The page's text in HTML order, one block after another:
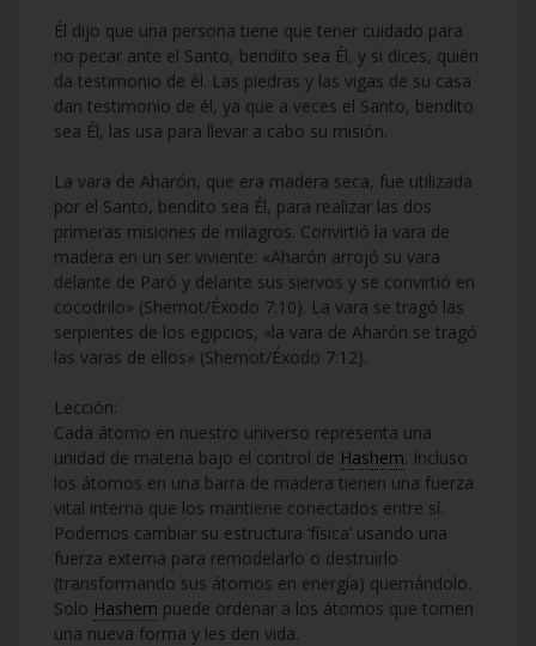
Él dijo que una persona tiene que tener cuidado para
no pecar ante el Santo, bendito sea Él, y si dices, quién
da testimonio de él. Las piedras y las vigas de su casa
dan testimonio de él, ya que a veces el Santo, bendito
sea Él, las usa para llevar a cabo su misión.
La vara de Aharón, que era madera seca, fue utilizada
por el Santo, bendito sea Él, para realizar las dos
primeras misiones de milagros. Convirtió la vara de
madera en un ser viviente: «Aharón arrojó su vara
delante de Paró y delante sus siervos y se convirtió en
cocodrilo» (Shemot/Éxodo 7:10). La vara se tragó las
serpientes de los egipcios, «la vara de Aharón se tragó
las varas de ellos» (Shemot/Éxodo 7:12).
Lección:
Cada átomo en nuestro universo representa una
unidad de materia bajo el control de Hashem. Incluso
los átomos en una barra de madera tienen una fuerza
vital interna que los mantiene conectados entre sí.
Podemos cambiar su estructura ‘física’ usando una
fuerza externa para remodelarlo o destruirlo
(transformando sus átomos en energía) quemándolo.
Solo Hashem puede ordenar a los átomos que tomen
una nueva forma y les den vida.